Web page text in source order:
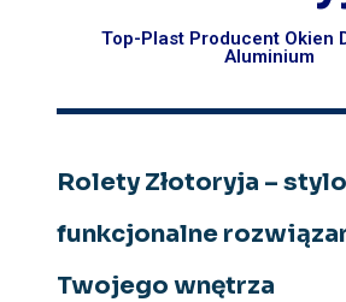
Top-Plast Producent Okien
Aluminium
Rolety Złotoryja –
funkcjonalne
Twojego wnętrza